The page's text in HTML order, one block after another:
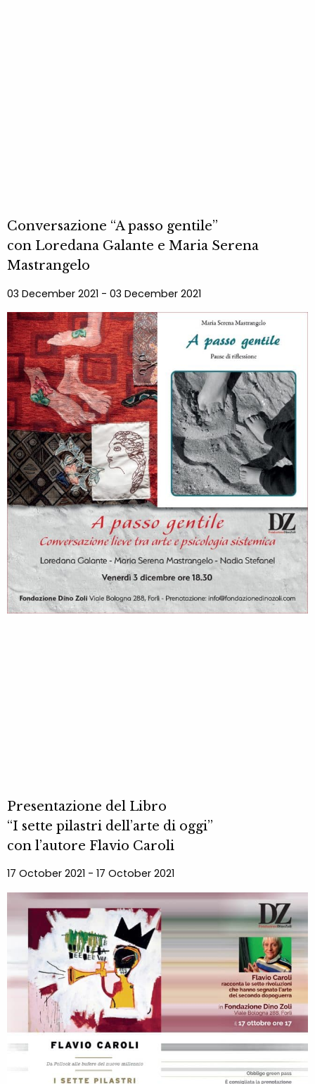
Conversazione “A passo gentile”
con Loredana Galante e Maria Serena
Mastrangelo
03 December 2021 - 03 December 2021
Presentazione del Libro
“I sette pilastri dell’arte di oggi”
con l’autore Flavio Caroli
17 October 2021 - 17 October 2021